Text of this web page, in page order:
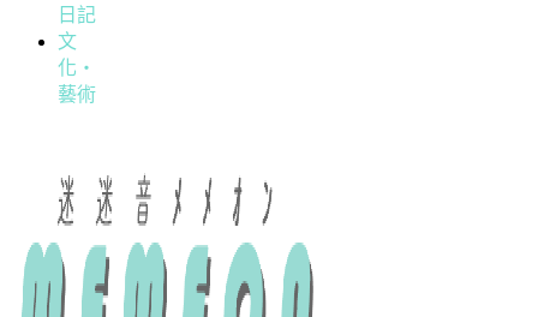
日記
文
化・
藝術